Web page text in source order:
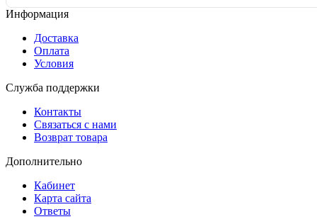
Информация
Доставка
Оплата
Условия
Служба поддержки
Контакты
Связаться с нами
Возврат товара
Дополнительно
Кабинет
Карта сайта
Ответы